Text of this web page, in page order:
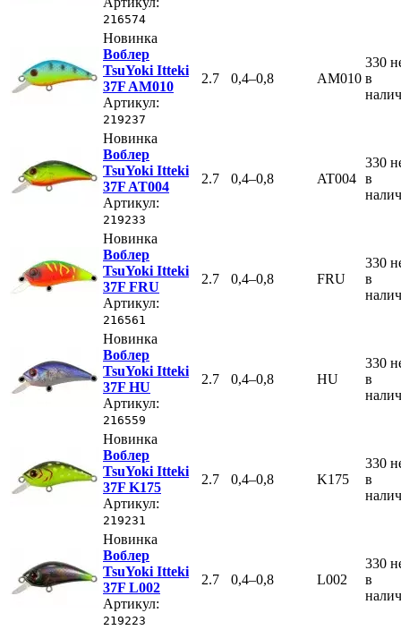
216574
Новинка
Воблер
TsuYoki Itteki
37F AM010
Артикул:
219237
2.7 0,4–0,8 AM010
330
в
Новинка
Воблер
TsuYoki Itteki
37F AT004
Артикул:
219233
2.7 0,4–0,8 AT004
330
в
Новинка
Воблер
TsuYoki Itteki
37F FRU
Артикул:
216561
2.7 0,4–0,8 FRU
330
в
Новинка
Воблер
TsuYoki Itteki
37F HU
Артикул:
216559
2.7 0,4–0,8 HU
330
в
Новинка
Воблер
TsuYoki Itteki
37F K175
Артикул:
219231
2.7 0,4–0,8 K175
330
в
Новинка
Воблер
TsuYoki Itteki
37F L002
Артикул:
219223
2.7 0,4–0,8 L002
330
в